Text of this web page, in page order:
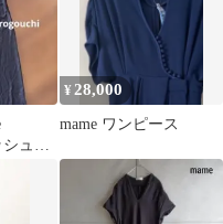
ュマ
¥ 28,000
mame ワンピース